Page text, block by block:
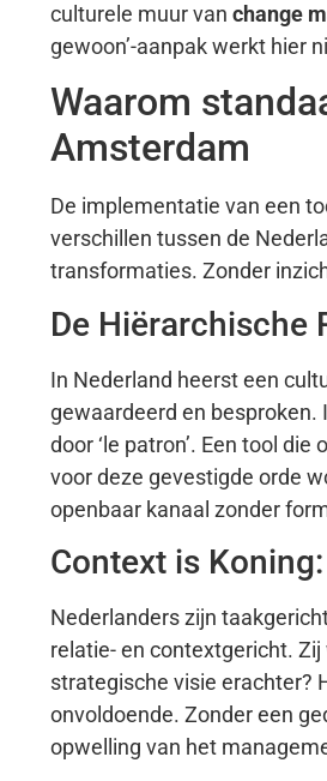
culturele muur van change
gewoon’-aanpak werkt hier
Waarom
Amsterdam
De implementatie van een
verschillen tussen de
transformaties. Zonder
De Hiërarchische
In Nederland heerst een
gewaardeerd en besproken.
door ‘le patron’. Een tool
voor deze gevestigde orde
openbaar kanaal zonder
Context is Koning:
Nederlanders zijn
relatie- en contextgericht. Zij
strategische visie erachter?
onvoldoende. Zonder een
opwelling van het